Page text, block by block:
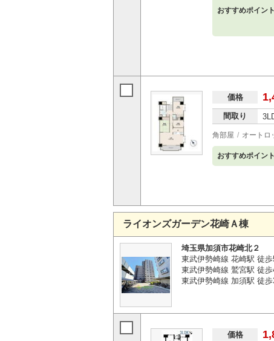
おすすめポイント
価格
間取り
角部屋 オートロ
おすすめポイント
ライオンズガーデン花崎Ａ棟
埼玉県加須市花崎北２
東武伊勢崎線 花崎駅 徒歩
東武伊勢崎線 鷲宮駅 徒
東武伊勢崎線 加須駅 徒
価格